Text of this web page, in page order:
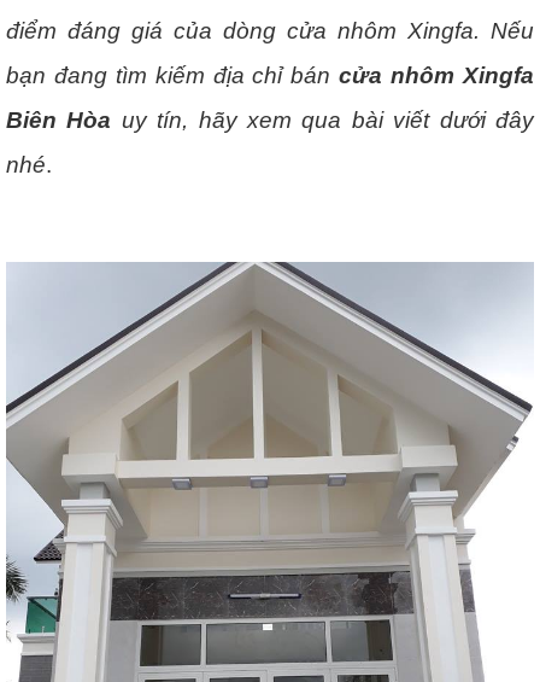
điểm đáng giá của dòng cửa nhôm Xingfa. Nếu
bạn đang tìm kiếm địa chỉ báncửa nhôm Xingfa
Biên Hòa uy tín, hãy xem qua bài viết dưới đây
nhé.